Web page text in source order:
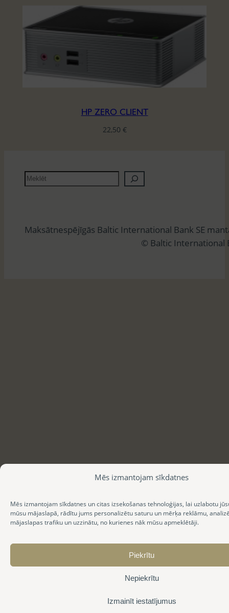
Mēs izmantojam sīkdatnes
Mēs izmantojam sīkdatnes un citas izsekošanas tehnoloģijas, lai uzlabotu
mūsu mājaslapā, rādītu jums personalizētu saturu un mērķa reklāmu,
mājaslapas trafiku un uzzinātu, no kurienes nāk mūsu apmeklētāji.
Piekrītu
Nepiekrītu
Izmainīt iestatījumus
HP ZERO CLIENT
22,50 €
M
e
ē
Maksātnespējīgās Baltic International Bank SE
© Baltic International